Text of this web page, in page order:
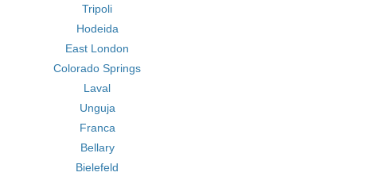
Tripoli
Hodeida
East London
Colorado Springs
Laval
Unguja
Franca
Bellary
Bielefeld